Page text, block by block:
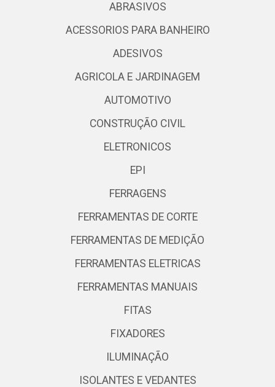
ABRASIVOS
ACESSORIOS PARA BANHEIRO
ADESIVOS
AGRICOLA E JARDINAGEM
AUTOMOTIVO
CONSTRUÇÃO CIVIL
ELETRONICOS
EPI
FERRAGENS
FERRAMENTAS DE CORTE
FERRAMENTAS DE MEDIÇÃO
FERRAMENTAS ELETRICAS
FERRAMENTAS MANUAIS
FITAS
FIXADORES
ILUMINAÇÃO
ISOLANTES E VEDANTES